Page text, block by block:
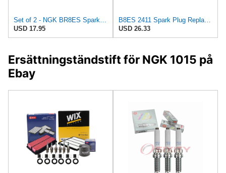
Set of 2 - NGK BR8ES Spark Plug Resistor Type 2411
USD 17.95
B8ES 2411 Spark Plug Replacement for NGK OEM
USD 26.33
Ersättningständstift för NGK 1015 på
Ebay